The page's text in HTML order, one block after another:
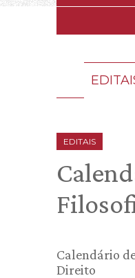
EDITAIS
Calendário
Direito